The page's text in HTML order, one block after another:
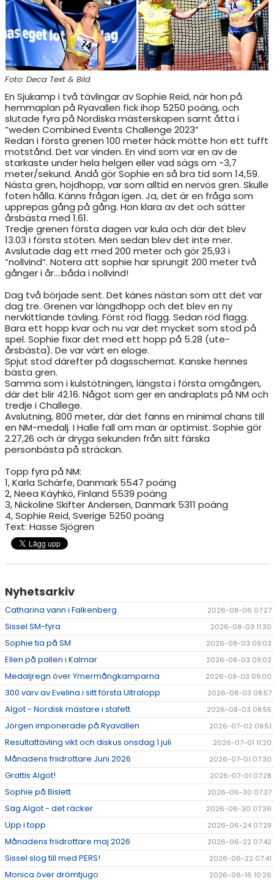
RESULTAT & STATISTIK
NIU BORÅS
MÅNADENS FRIIDROTTARE
Foto: Deca Text & Bild
En Sjukamp i två tävlingar av Sophie Reid, när hon på
hemmaplan på Ryavallen fick ihop 5250 poäng, och
slutade fyra på Nordiska mästerskapen samt åtta i
”weden Combined Events Challenge 2023”
Redan i första grenen 100 meter häck mötte hon ett tufft
motstånd. Det var vinden. En vind som var en av de
starkaste under hela helgen eller vad sägs om -3,7
meter/sekund. Ändå gör Sophie en så bra tid som 14,59.
Nästa gren, höjdhopp, var som alltid en nervös gren. Skulle
foten hålla. Känns frågan igen. Ja, det är en fråga som
upprepas gång på gång. Hon klara av det och sätter
årsbästa med 1.61.
Tredje grenen första dagen var kula och där det blev
13.03 i första stöten. Men sedan blev det inte mer.
Avslutade dag ett med 200 meter och gör 25,93 i
”nollvind”. Notera att sophie har sprungit 200 meter två
gånger i år....båda i nollvind!
Dag två började sent. Det känes nästan som att det var
dag tre. Grenen var längdhopp och det blev en ny
nervkittlande tävling. Först röd flagg. Sedan röd flagg.
Bara ett hopp kvar och nu var det mycket som stod på
spel. Sophie fixar det med ett hopp på 5.28 (ute-
årsbästa). De var värt en eloge.
Spjut stod därefter på dagsschemat. Kanske hennes
bästa gren.
Samma som i kulstötningen, längsta i första omgången,
där det blir 42.16. Något som ger en andraplats på NM och
tredje i Challege.
Avslutning, 800 meter, där det fanns en minimal chans till
en NM-medalj. I Halle fall om man är optimist. Sophie gör
2.27,26 och är dryga sekunden från sitt färska
personbästa på sträckan.
Topp fyra på NM:
1, Karla Schärfe, Danmark 5547 poäng
2, Neea Käyhkö, Finland 5539 poäng
3, Nickoline Skifter Andersen, Danmark 5311 poäng
4, Sophie Reid, Sverige 5250 poäng
Text: Hasse Sjögren
Nyhetsarkiv
Catharina vann i Falkenberg 2026-08-06 07:27
Sissel SM-fyra 2026-08-03 11:30
Sophie tia på SM 2026-08-03 09:03
Ellen på pallen i Kalmar 2026-08-03 09:02
Medaljregn över Ymermångkamparna 2026-08-03 09:00
300 varv av Evelina i sitt första Ultralopp 2026-08-03 08:57
Algot - Nordisk mästare i stafett 2026-08-03 08:55
Jörgen imponerade på Ryavallen 2026-07-02 09:51
Resultattävling vikt och diskus onsdag 1 juli 2026-07-01 11:20
Månadens friidrottare Juni 2026 2026-07-01 07:30
Grattis Algot! 2026-07-01 07:28
Sophie på Bislett 2026-06-30 07:37
Säg Algot - det räcker 2026-06-30 07:36
Upp i topp 2026-06-24 07:29
Månadens friidrottare maj 2026 2026-06-22 07:42
Sissel slog till med PERS! 2026-06-22 07:41
Monica över drömtjugo 2026-06-16 10:26